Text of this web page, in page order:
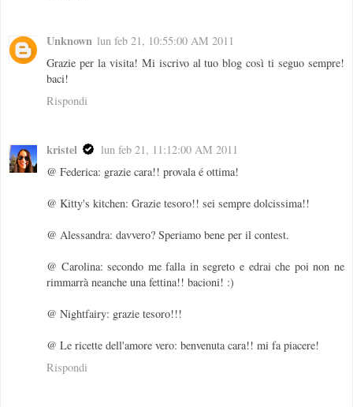
Unknown lun feb 21, 10:55:00 AM 2011
Grazie per la visita! Mi iscrivo al tuo blog così ti seguo sempre!
baci!
Rispondi
kristel
lun feb 21, 11:12:00 AM 2011
@ Federica: grazie cara!! provala é ottima!
@ Kitty's kitchen: Grazie tesoro!! sei sempre dolcissima!!
@ Alessandra: davvero? Speriamo bene per il contest.
@ Carolina: secondo me falla in segreto e edrai che poi non ne
rimmarrà neanche una fettina!! bacioni! :)
@ Nightfairy: grazie tesoro!!!
@ Le ricette dell'amore vero: benvenuta cara!! mi fa piacere!
Rispondi